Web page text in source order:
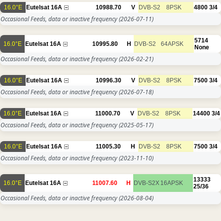
16.0°E Eutelsat 16A 10988.70 V DVB-S2 8PSK 4800 3/4
Occasional Feeds, data or inactive frequency(2026-07-11)
16.0°E Eutelsat 16A 10995.80 H DVB-S2 64APSK
5714
None
Occasional Feeds, data or inactive frequency(2026-02-21)
16.0°E Eutelsat 16A 10996.30 V DVB-S2 8PSK 7500 3/4
Occasional Feeds, data or inactive frequency(2026-07-18)
16.0°E Eutelsat 16A 11000.70 V DVB-S2 8PSK 14400 3/4
Occasional Feeds, data or inactive frequency(2025-05-17)
16.0°E Eutelsat 16A 11005.30 H DVB-S2 8PSK 7500 3/4
Occasional Feeds, data or inactive frequency(2023-11-10)
16.0°E Eutelsat 16A 11007.60 H DVB-S2X 16APSK
13333
25/36
Occasional Feeds, data or inactive frequency(2026-08-04)